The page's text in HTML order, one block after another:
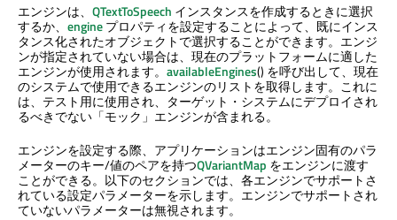
エンジンは、 QTextToSpeech インスタンスを作成するときに選択
するか、 engineプロパティを設定することによって、既にインス
タンス化されたオブジェクトで選択することができます。エンジ
ンが指定されていない場合は、現在のプラットフォームに適した
エンジンが使用されます。 availableEngines() を呼び出して、現在
のシステムで使用できるエンジンのリストを取得します。これに
は、テスト用に使用され、ターゲット・システムにデプロイされ
るべきでない「モック」エンジンが含まれる。
エンジンを設定する際、アプリケーションはエンジン固有のパラ
メーターのキー/値のペアを持つQVariantMap をエンジンに渡す
ことができる。以下のセクションでは、各エンジンでサポートさ
れている設定パラメーターを示します。エンジンでサポートされ
ていないパラメーターは無視されます。